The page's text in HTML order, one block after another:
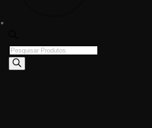
Products
search